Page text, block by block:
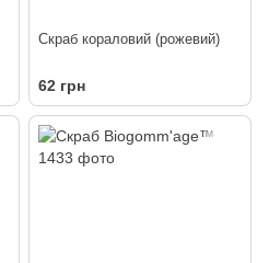
Скраб кораловий (рожевий)
62 грн